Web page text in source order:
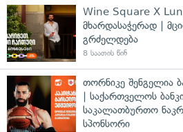
Wine Square X
მხარდასაჭერად |
გრძელდება
8 საათის წინ
თორნიკე შენგელია
| საქართველოს
საკალათბურთო
სპონსორი